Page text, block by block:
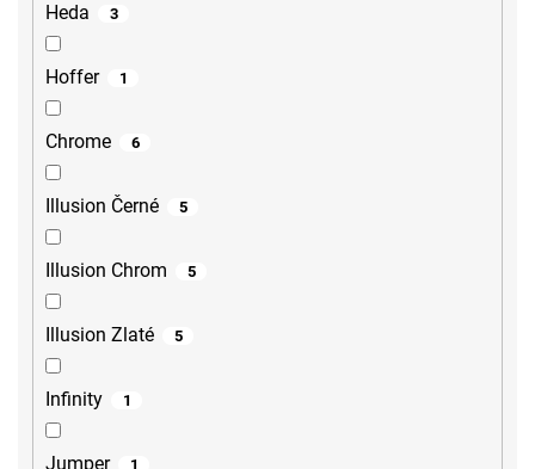
Heda 3
Hoffer 1
Chrome 6
Illusion Černé 5
Illusion Chrom 5
Illusion Zlaté 5
Infinity 1
Jumper 1